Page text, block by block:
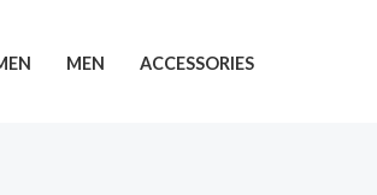
MEN ACCESSORIES